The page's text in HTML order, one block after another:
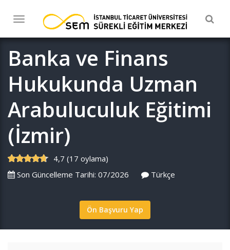
Toggle
navigation
Banka ve Finans
Hukukunda Uzman
Arabuluculuk Eğitimi
(İzmir)
4,7 (17 oylama)
Son Güncelleme Tarihi: 07/2026
Türkçe
Ön Başvuru Yap